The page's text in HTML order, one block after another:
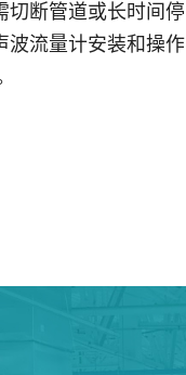
切断管道或长时间停
波流量计安装和操作